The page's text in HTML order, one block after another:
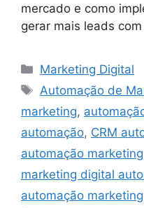
mercado e como
gerar mais leads
Categorias
Marketing Digital
Tags
Automação de
marketing,
automação, CRM
automação marketing
marketing digital
automação marketing